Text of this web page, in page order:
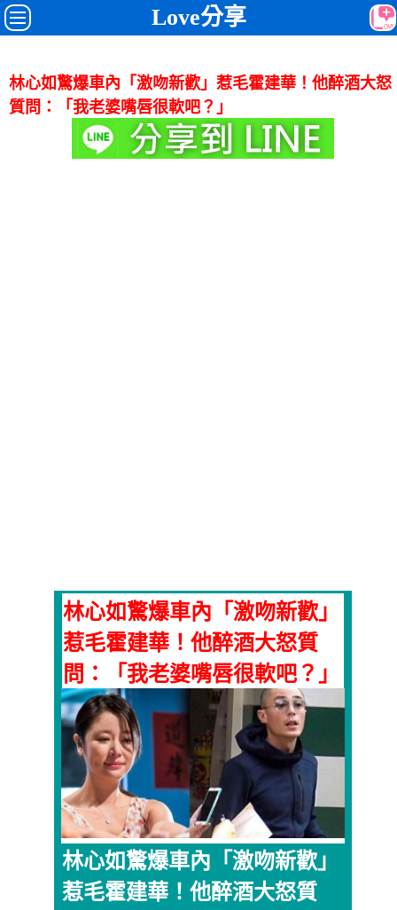
Love分享
林心如驚爆車內「激吻新歡」惹毛霍建華！他醉酒大怒
質問：「我老婆嘴唇很軟吧？」
林心如驚爆車內「激吻新歡」
惹毛霍建華！他醉酒大怒質
問：「我老婆嘴唇很軟吧？」
林心如驚爆車內「激吻新歡」
惹毛霍建華！他醉酒大怒質